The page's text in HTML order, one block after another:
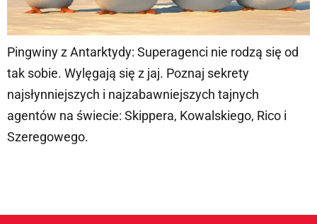
Pingwiny z Antarktydy: Superagenci nie rodzą się od
tak sobie. Wylęgają się z jaj. Poznaj sekrety
najsłynniejszych i najzabawniejszych tajnych
agentów na świecie: Skippera, Kowalskiego, Rico i
Szeregowego.